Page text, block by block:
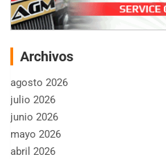
Archivos
agosto 2026
julio 2026
junio 2026
mayo 2026
abril 2026